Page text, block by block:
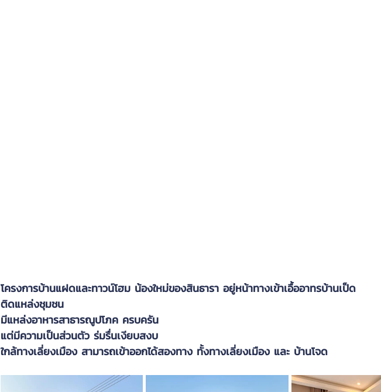
โครงการบ้านแฝดและทาวน์โฮม น้องใหม่ของสินธารา อยู่หน้าทางเข้าเอื้ออาทรบ้านเป็ด
ติดแหล่งชุมชน
มีแหล่งอาหารสาธารณูปโภค ครบครัน
แต่มีความเป็นส่วนตัว ร่มรื่นเงียบสงบ
ใกล้ทางเลี่ยงเมือง สามารถเข้าออกได้สองทาง ทั้งทางเลี่ยงเมือง และ บ้านโจด